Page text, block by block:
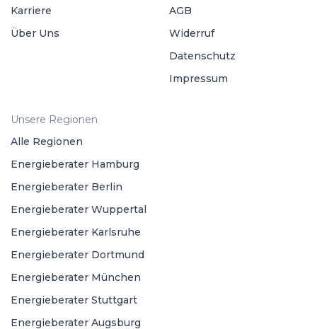
Karriere
Über Uns
AGB
Widerruf
Datenschutz
Impressum
Unsere Regionen
Alle Regionen
Energieberater Hamburg
Energieberater Berlin
Energieberater Wuppertal
Energieberater Karlsruhe
Energieberater Dortmund
Energieberater München
Energieberater Stuttgart
Energieberater Augsburg